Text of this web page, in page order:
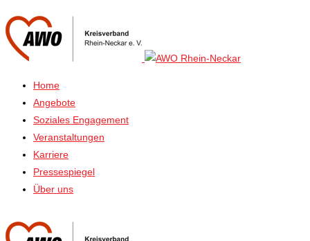
Home
Angebote
Soziales Engagement
Veranstaltungen
Karriere
Pressespiegel
Über uns